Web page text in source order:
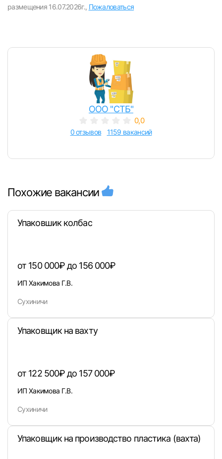
Войдите в личный кабинет, чтобы
вакансии с контактами и оставлять отклики
размещения 16.07.2026г., Пожаловаться
ООО "СТБ"
0,0
0 отзывов 1159 вакансий
Похожие вакансии
Упаковшик колбас
от 150 000₽ до 156 000₽
ИП Хакимова Г.В.
Сухиничи
Упаковщик на вахту
от 122 500₽ до 157 000₽
ИП Хакимова Г.В.
Сухиничи
Упаковщик на производство пластика (вахта)